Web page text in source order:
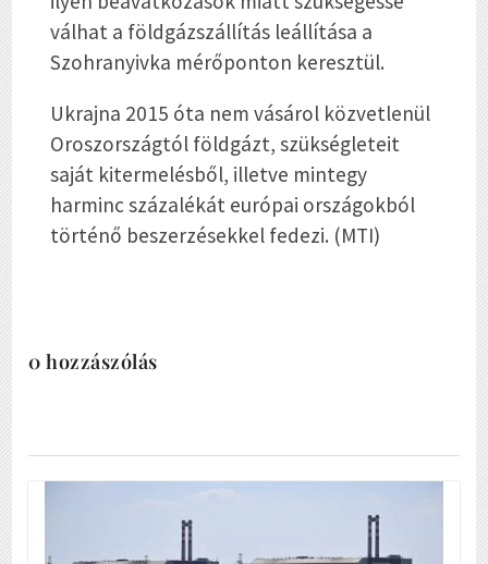
válhat a földgázszállítás leállítása a
Szohranyivka mérőponton keresztül.
Ukrajna 2015 óta nem vásárol közvetlenül
Oroszországtól földgázt, szükségleteit
saját kitermelésből, illetve mintegy
harminc százalékát európai országokból
történő beszerzésekkel fedezi. (MTI)
0 hozzászólás